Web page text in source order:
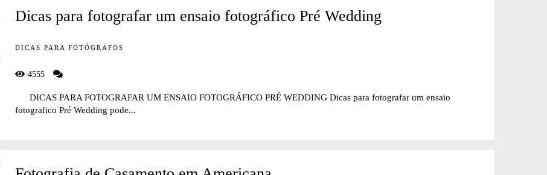
Dicas para fotografar um ensaio fotográfico Pré Wedding
DICAS PARA FOTÓGRAFOS
4555
DICAS PARA FOTOGRAFAR UM ENSAIO FOTOGRÁFICO PRÉ WEDDING Dicas para fotografar um ensaio
fotografico Pré Wedding pode...